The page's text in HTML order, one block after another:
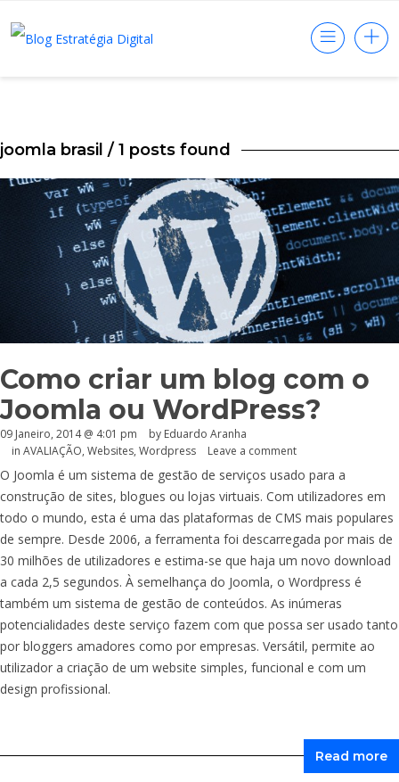
joomla brasil / 1 posts found
Como criar um blog com o
Joomla ou WordPress?
09 Janeiro, 2014 @ 4:01 pm by Eduardo Aranha
in AVALIAÇÃO, Websites, Wordpress Leave a comment
O Joomla é um sistema de gestão de serviços usado para a
construção de sites, blogues ou lojas virtuais. Com utilizadores em
todo o mundo, esta é uma das plataformas de CMS mais populares
de sempre. Desde 2006, a ferramenta foi descarregada por mais de
30 milhões de utilizadores e estima-se que haja um novo download
a cada 2,5 segundos. À semelhança do Joomla, o Wordpress é
também um sistema de gestão de conteúdos. As inúmeras
potencialidades deste serviço fazem com que possa ser usado tanto
por bloggers amadores como por empresas. Versátil, permite ao
utilizador a criação de um website simples, funcional e com um
design profissional.
Read more